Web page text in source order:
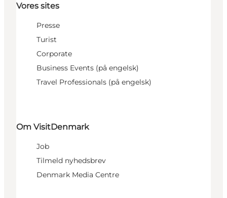
Vores sites
Presse
Turist
Corporate
Business Events (på engelsk)
Travel Professionals (på engelsk)
Om VisitDenmark
Job
Tilmeld nyhedsbrev
Denmark Media Centre